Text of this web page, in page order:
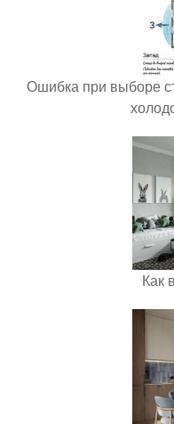
Ошибка при выборе
Как